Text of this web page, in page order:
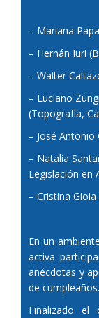
– Mariana
– Hernán Iuri
– Walter
– Luciano
(Topografía,
– José
– Natalia
Legislación en
– Cristina
En un
activa
anécdotas y
de cumpleaños.
Finalizado el